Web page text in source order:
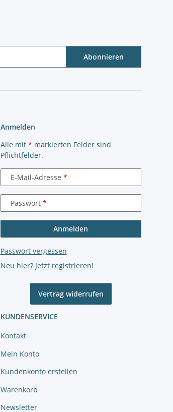
Abonnieren
Anmelden
Alle mit * markierten Felder sind
Pflichtfelder.
E-Mail-Adresse
Passwort
Anmelden
Passwort vergessen
Neu hier? Jetzt registrieren!
Vertrag widerrufen
KUNDENSERVICE
Kontakt
Mein Konto
Kundenkonto erstellen
Warenkorb
Newsletter